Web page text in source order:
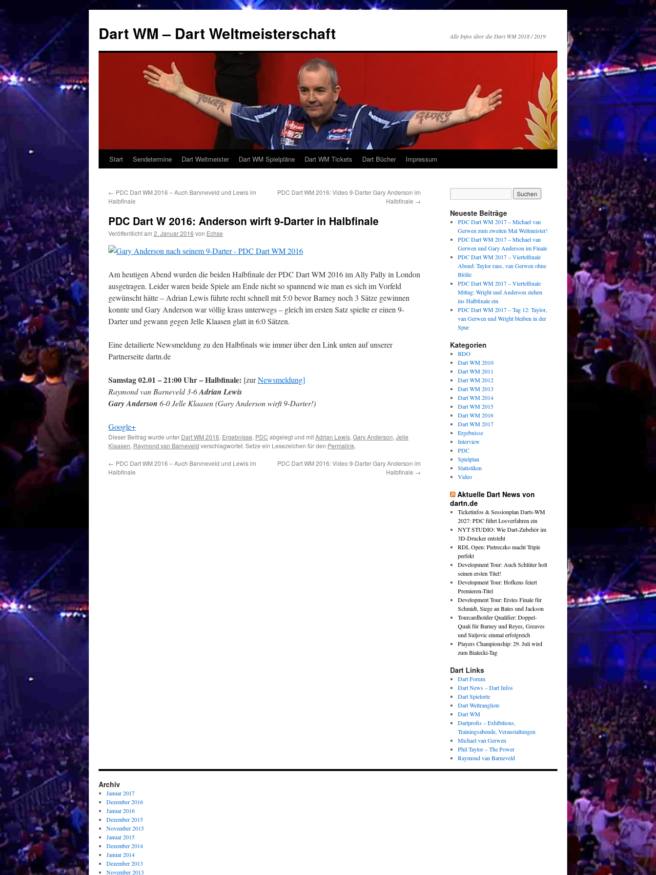
springen
Dart WM – Dart Weltmeisterschaft Alle Infos über die Dart WM 2018 / 2019
Start Sendetermine Dart Weltmeister Dart WM Spielpläne Dart WM Tickets Dart Bücher Impressum
← PDC Dart WM 2016 – Auch Barvneveld und Lewis im
Halbfinale
PDC Dart WM 2016: Video 9-Darter Gary Anderson im
Halbfinale →
PDC Dart W 2016: Anderson wirft 9-Darter in Halbfinale
Veröffentlicht am 2. Januar 2016 von Echse
Am heutigen Abend wurden die beiden Halbfinale der PDC Dart WM 2016 im Ally Pally in London
ausgetragen. Leider waren beide Spiele am Ende nicht so spannend wie man es sich im Vorfeld
gewünscht hätte – Adrian Lewis führte recht schnell mit 5:0 bevor Barney noch 3 Sätze gewinnen
konnte und Gary Anderson war völlig krass unterwegs – gleich im ersten Satz spielte er einen 9-
Darter und gewann gegen Jelle Klaasen glatt in 6:0 Sätzen.
Eine detailierte Newsmeldung zu den Halbfinals wie immer über den Link unten auf unserer
Partnerseite dartn.de
Samstag 02.01 – 21:00 Uhr – Halbfinale: [zurNewsmeldung]
Raymond van Barneveld 3-6Adrian Lewis
Gary Anderson 6-0 Jelle Klaasen (Gary Anderson wirft 9-Darter!)
Google+
Dieser Beitrag wurde unter Dart WM 2016, Ergebnisse, PDC abgelegt und mitAdrian Lewis, Gary Anderson, Jelle
Klaasen, Raymond van Barneveld verschlagwortet. Setze ein Lesezeichen für den Permalink.
← PDC Dart WM 2016 – Auch Barvneveld und Lewis im
Halbfinale
PDC Dart WM 2016: Video 9-Darter Gary Anderson im
Halbfinale →
Neueste Beiträge
PDC Dart WM 2017 – Michael van
Gerwen zum zweiten Mal Weltmeister!
PDC Dart WM 2017 – Michael van
Gerwen und Gary Anderson im Finale
PDC Dart WM 2017 – Viertelfinale
Abend: Taylor raus, van Gerwen ohne
Blöße
PDC Dart WM 2017 – Viertelfinale
Mittag: Wright und Anderson ziehen
ins Halbfinale ein
PDC Dart WM 2017 – Tag 12: Taylor,
van Gerwen und Wright bleiben in der
Spur
Kategorien
BDO
Dart WM 2010
Dart WM 2011
Dart WM 2012
Dart WM 2013
Dart WM 2014
Dart WM 2015
Dart WM 2016
Dart WM 2017
Ergebnisse
Interview
PDC
Spielplan
Statistiken
Video
Aktuelle Dart News von
dartn.de
Ticketinfos & Sessionplan Darts-WM
2027: PDC führt Losverfahren ein
NYT STUDIO: Wie Dart-Zubehör im
3D-Drucker entsteht
RDL Open: Pietreczko macht Triple
perfekt
Development Tour: Auch Schlüter holt
seinen ersten Titel!
Development Tour: Hofkens feiert
Premieren-Titel
Development Tour: Erstes Finale für
Schmidt, Siege an Bates und Jackson
Tourcardholder Qualifier: Doppel-
Quali für Barney und Reyes, Greaves
und Suljovic einmal erfolgreich
Players Championship: 29. Juli wird
zum Bialecki-Tag
Dart Links
Dart Forum
Dart News – Dart Infos
Dart Spielorte
Dart Weltrangliste
Dart WM
Dartprofis – Exhibitions,
Trainingsabende, Veranstaltungen
Michael van Gerwen
Phil Taylor – The Power
Raymond van Barneveld
Archiv
Januar 2017
Dezember 2016
Januar 2016
Dezember 2015
November 2015
Januar 2015
Dezember 2014
Januar 2014
Dezember 2013
November 2013